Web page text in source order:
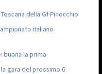
della Gf Pinocchio
italiano
buona la prima
gara del prossimo 6